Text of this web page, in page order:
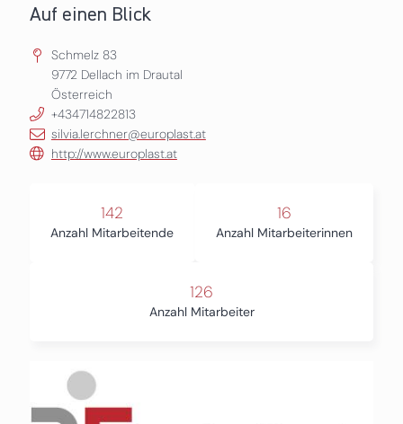
Auf einen Blick
Schmelz 83
9772 Dellach im Drautal
Österreich
+434714822813
silvia.lerchner@europlast.at
http://www.europlast.at
142
Anzahl Mitarbeitende
16
Anzahl Mitarbeiterinnen
126
Anzahl Mitarbeiter